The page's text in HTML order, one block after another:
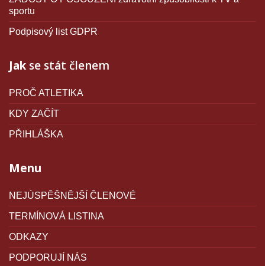
sportu
Podpisový list GDPR
Jak se stát členem
PROČ ATLETIKA
KDY ZAČÍT
PŘIHLÁŠKA
Menu
NEJÚSPĚŠNĚJŠÍ ČLENOVÉ
TERMÍNOVÁ LISTINA
ODKAZY
PODPORUJÍ NÁS